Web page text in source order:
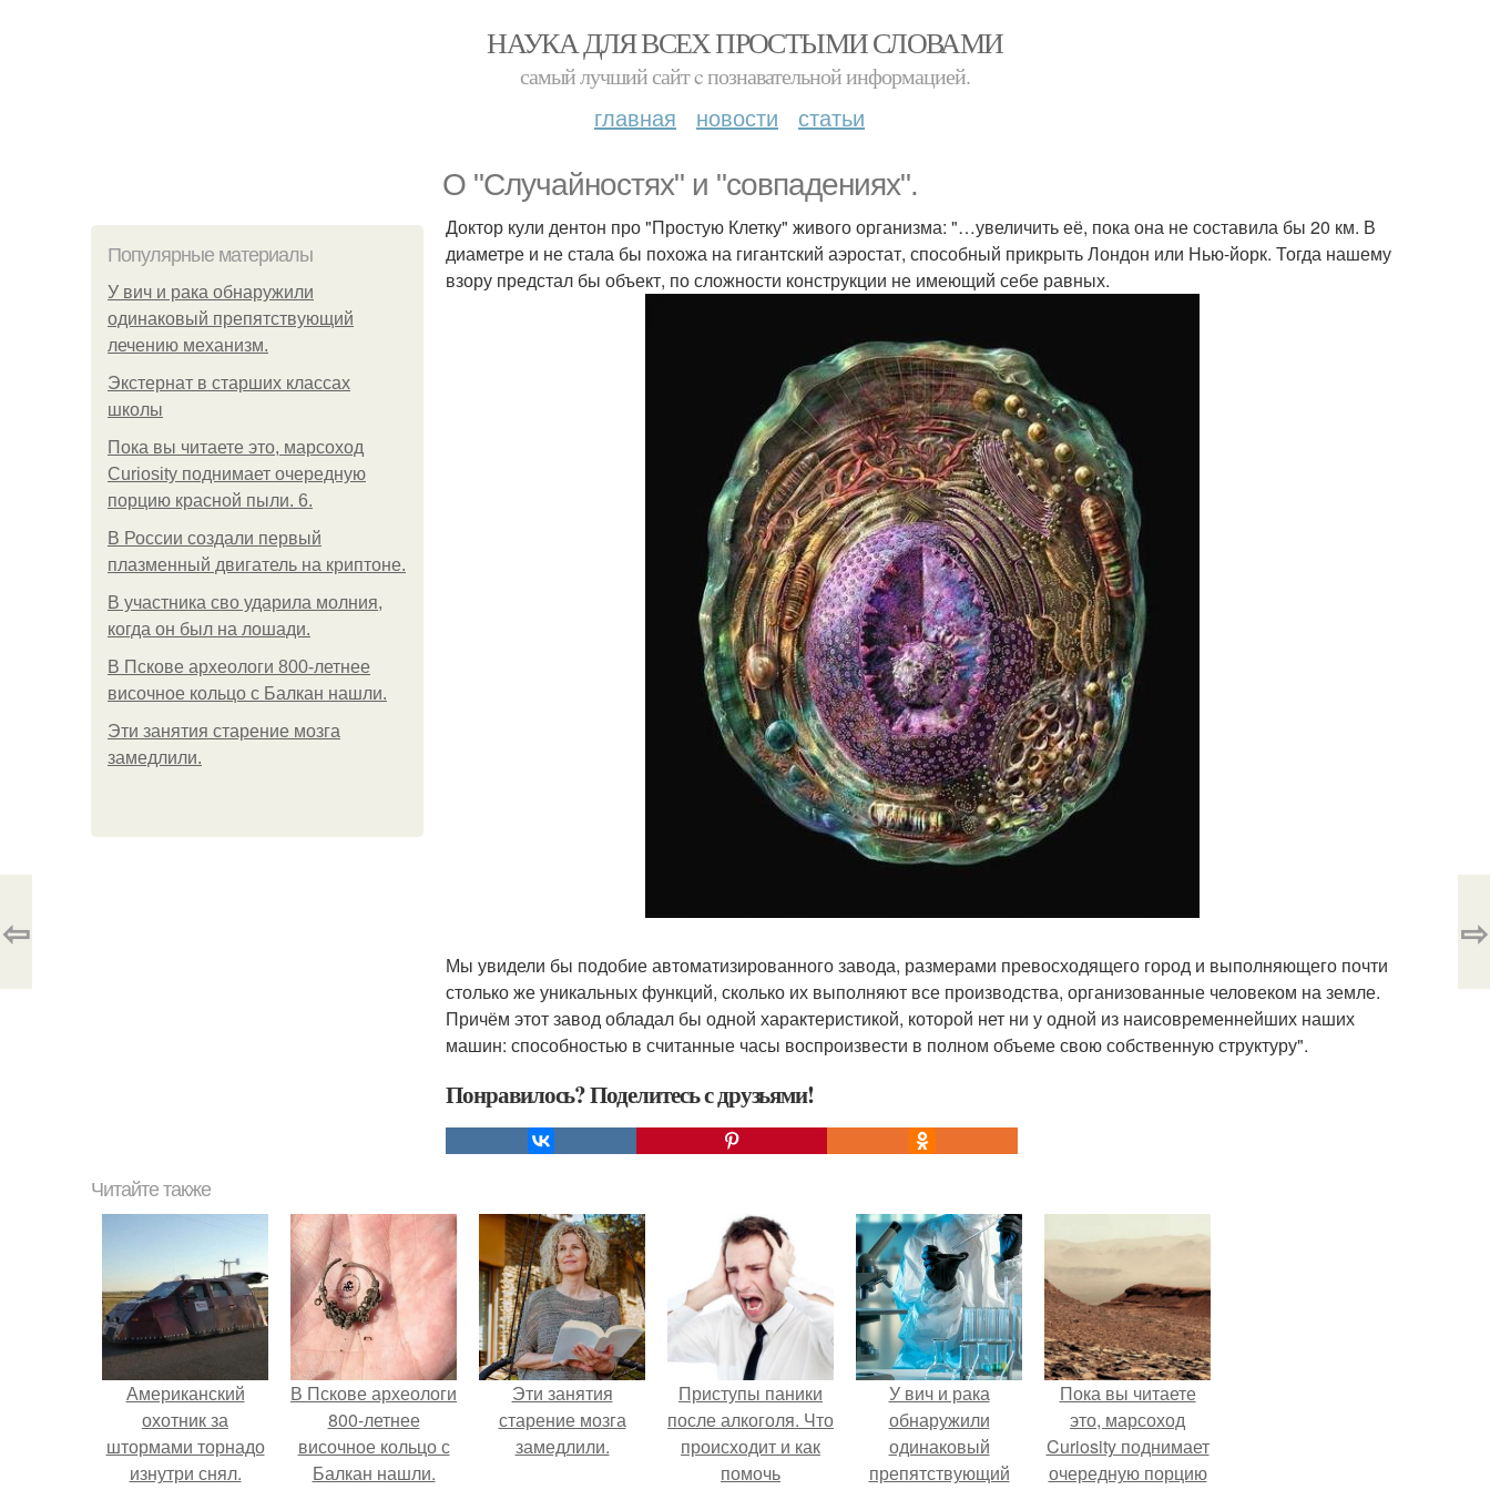
НАУКА ДЛЯ ВСЕХ ПРОСТЫМИ СЛОВАМИ
самый лучший сайт c познавательной информацией.
главная новости статьи
О "Случайностях" и "совпадениях".
Популярные материалы
У вич и рака обнаружили
одинаковый препятствующий
лечению механизм.
Экстернат в старших классах
школы
Пока вы читаете это, марсоход
Curiosity поднимает очередную
порцию красной пыли. 6.
В России создали первый
плазменный двигатель на криптоне.
В участника сво ударила молния,
когда он был на лошади.
В Пскове археологи 800-летнее
височное кольцо с Балкан нашли.
Эти занятия старение мозга
замедлили.
Доктор кули дентон про "Простую Клетку" живого организма: "…увеличить её, пока она не составила бы 20 км. В
диаметре и не стала бы похожа на гигантский аэростат, способный прикрыть Лондон или Нью-йорк. Тогда нашему
взору предстал бы объект, по сложности конструкции не имеющий себе равных.
Мы увидели бы подобие автоматизированного завода, размерами превосходящего город и выполняющего почти
столько же уникальных функций, сколько их выполняют все производства, организованные человеком на земле.
Причём этот завод обладал бы одной характеристикой, которой нет ни у одной из наисовременнейших наших
машин: способностью в считанные часы воспроизвести в полном объеме свою собственную структуру".
Понравилось? Поделитесь с друзьями!
⇦ ⇨
Читайте также
Американский
охотник за
штормами торнадо
изнутри снял.
В Пскове археологи
800-летнее
височное кольцо с
Балкан нашли.
Эти занятия
старение мозга
замедлили.
Приступы паники
после алкоголя. Что
происходит и как
помочь
У вич и рака
обнаружили
одинаковый
препятствующий
Пока вы читаете
это, марсоход
Curiosity поднимает
очередную порцию